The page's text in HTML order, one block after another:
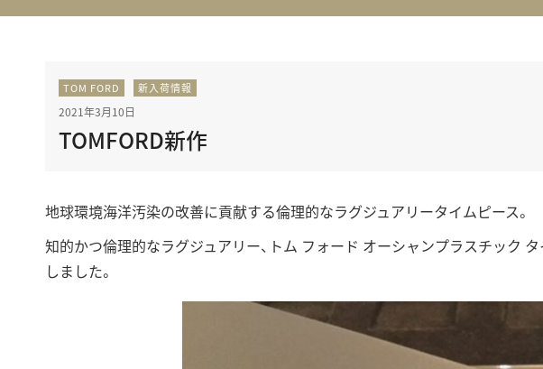
シ
TOM FORD 新入荷情報
2021年3月10日
TOMFORD新作
地球環境海洋汚染の改善に貢献する倫理的なラグジュアリータイムピース。
知的かつ倫理的なラグジュアリー、トム フォード オーシャンプラスチック
しました。